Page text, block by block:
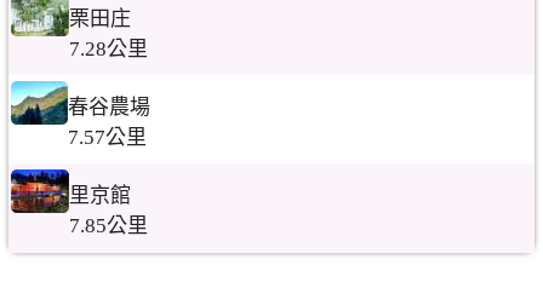
栗田庄
7.28公里
春谷農場
7.57公里
里京館
7.85公里